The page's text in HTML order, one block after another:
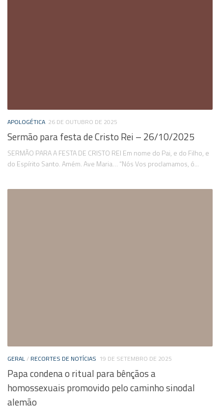
APOLOGÉTICA 26 DE OUTUBRO DE 2025
Sermão para festa de Cristo Rei – 26/10/2025
SERMÃO PARA A FESTA DE CRISTO REI Em nome do Pai, e do Filho, e
do Espírito Santo. Amém. Ave Maria… “Nós Vos proclamamos, ó...
GERAL/ RECORTES DE NOTÍCIAS 19 DE SETEMBRO DE 2025
Papa condena o ritual para bênçãos a
homossexuais promovido pelo caminho sinodal
alemão